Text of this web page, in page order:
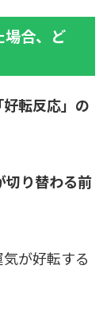
場合、ど
転反応」の
切り替わる前
が好転する